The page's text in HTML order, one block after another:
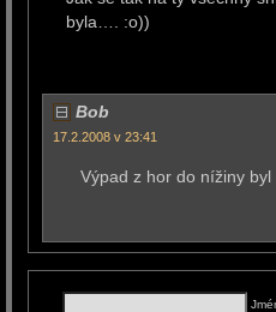
byla…. :o))
Bob
17.2.2008 v 23:41
Výpad z hor do nížiny